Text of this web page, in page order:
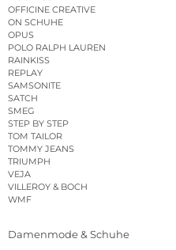
OFFICINE CREATIVE
ON SCHUHE
OPUS
POLO RALPH LAUREN
RAINKISS
REPLAY
SAMSONITE
SATCH
SMEG
STEP BY STEP
TOM TAILOR
TOMMY JEANS
TRIUMPH
VEJA
VILLEROY & BOCH
WMF
Damenmode & Schuhe